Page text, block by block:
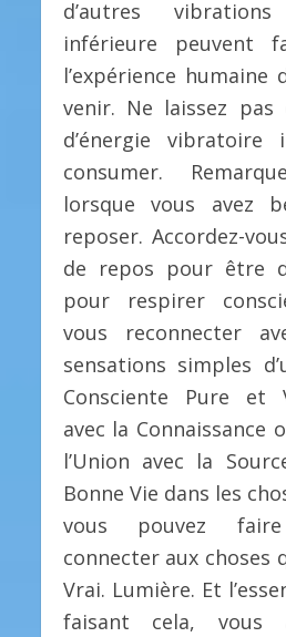
d’autres
inférieure peuvent
l’expérience humaine
venir. Ne laissez
d’énergie vibratoire
consumer.
lorsque vous avez
reposer. Accordez-
de repos pour être
pour respirer
vous reconnecter
sensations simples
Consciente Pure et
avec la Connaissance
l’Union avec la
Bonne Vie dans les
vous pouvez
connecter aux choses
Vrai. Lumière. Et
faisant cela, vous